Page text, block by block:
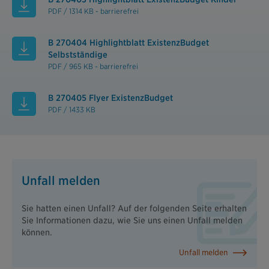
PDF / 1314 KB - barrierefrei
B 270404 Highlightblatt ExistenzBudget
Selbstständige
PDF / 965 KB - barrierefrei
B 270405 Flyer ExistenzBudget
PDF / 1433 KB
Unfall melden
Sie hatten einen Unfall? Auf der folgenden Seite erhalten
Sie Informationen dazu, wie Sie uns einen Unfall melden
können.
Unfall melden